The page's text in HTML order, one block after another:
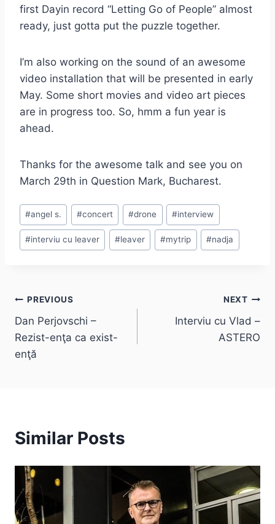
first Dayin record “Letting Go of People” almost
ready, just gotta put the puzzle together.
I’m also working on the sound of an awesome
video installation that will be presented in early
May. Some short movies and video art pieces
are in progress too. So, hmm a fun year is
ahead.
Thanks for the awesome talk and see you on
March 29th in Question Mark, Bucharest.
Post
Tags:
#angel s. #concert #drone #interview
#interviu cu leaver #leaver #mytrip #nadja
Post
navigation
PREVIOUS
Dan Perjovschi –
Rezist-enţa ca exist-
enţă
NEXT
Interviu cu Vlad –
ASTERO
Similar Posts